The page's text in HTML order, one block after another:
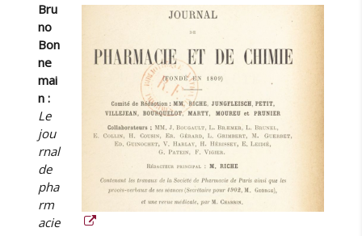
Bru
no
Bon
ne
mai
n :
Le
jou
rnal
de
pha
rm
acie